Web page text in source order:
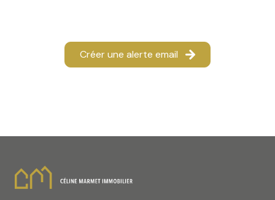
Créer une alerte email